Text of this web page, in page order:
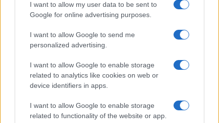
I want to allow my user data to be sent to
Google for online advertising purposes.
I want to allow Google to send me
personalized advertising.
I want to allow Google to enable storage
related to analytics like cookies on web or
device identifiers in apps.
I want to allow Google to enable storage
related to functionality of the website or app.
Συμφιλίωση ή πόλωση;
Η τουρκική κοινωνία είναι έντονα πολωμένη τα